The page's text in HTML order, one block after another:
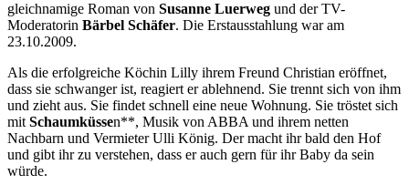
gleichnamige Roman von Susanne Luerweg und der TV-
Moderatorin Bärbel Schäfer. Die Erstausstahlung war am
23.10.2009.
Als die erfolgreiche Köchin Lilly ihrem Freund Christian eröffnet,
dass sie schwanger ist, reagiert er ablehnend. Sie trennt sich von ihm
und zieht aus. Sie findet schnell eine neue Wohnung. Sie tröstet sich
mit Schaumküssen**, Musik von ABBA und ihrem netten
Nachbarn und Vermieter Ulli König. Der macht ihr bald den Hof
und gibt ihr zu verstehen, dass er auch gern für ihr Baby da sein
würde.